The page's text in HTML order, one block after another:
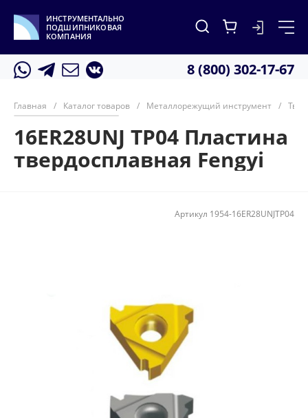
ИНСТРУМЕНТАЛЬНО
ПОДШИПНИКОВАЯ
КОМПАНИЯ
8 (800) 302-17-67
Главная / Каталог товаров / Металлорежущий инструмент /
16ER28UNJ TP04 Пластина
твердосплавная Fengyi
Артикул 1954-16ER28UNJTP04